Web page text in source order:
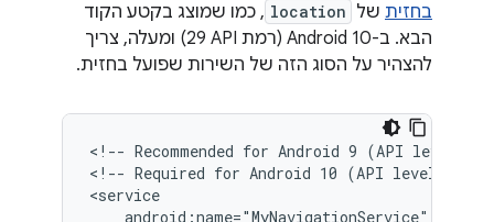
בחזית של location , כמו שמוצג בקטע הקוד
הבא. ב-Android 10 (רמת API‏ 29) ומעלה, צריך
להצהיר על הסוג הזה של השירות שפועל בחזית.
<!-- Recommended for Android 9 (API level
<!-- Required for Android 10 (API level